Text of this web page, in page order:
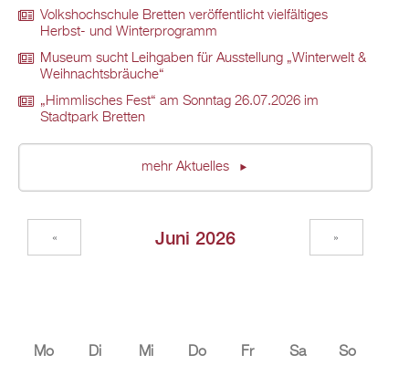
Volkshochschule Bretten veröffentlicht vielfältiges
Herbst- und Winterprogramm
Museum sucht Leihgaben für Ausstellung „Winterwelt &
Weihnachtsbräuche“
„Himmlisches Fest“ am Sonntag 26.07.2026 im
Stadtpark Bretten
mehr Aktuelles
Juni 2026
« »
Mo Di Mi Do Fr Sa So